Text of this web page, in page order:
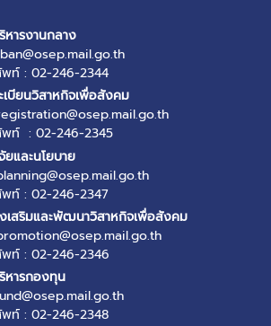
ารงานกลาง
พท์ : 02-246-2344
บียนวิสาหกิจเพื่อสังคม
พท์ : 02-246-2345
และนโยบาย
พท์ : 02-246-2347
เสริมและพัฒนาวิสาหกิจเพื่อสังคม
พท์ : 02-246-2346
หารกองทุน
พท์ : 02-246-2348